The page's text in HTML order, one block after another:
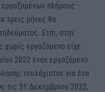
πλήρους
τρεις μήνες θα
Ετσι, στην
χωρίς εργαζόμενο είχε
2022 έναν εργαζόμενο
τουλάχιστον για ένα
τις 31 Δεκεμβρίου 2022,